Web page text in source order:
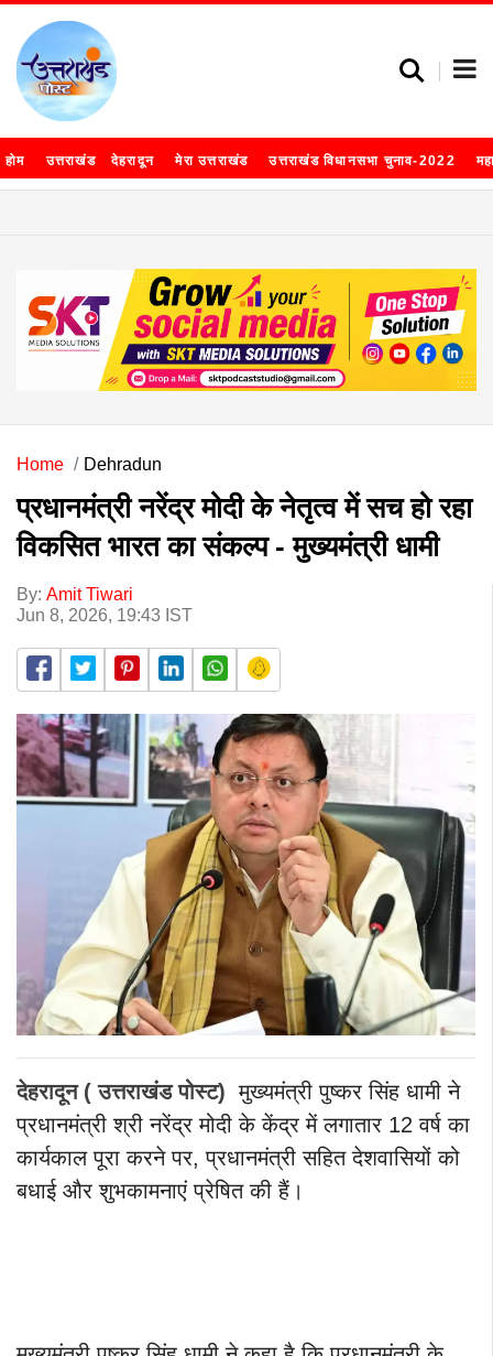
होम उत्तराखंड देहरादून मेरा उत्तराखंड उत्तराखंड विधानसभा चुनाव-2022
Home Dehradun
प्रधानमंत्री नरेंद्र मोदी के नेतृत्व में सच हो रहा
विकसित भारत का संकल्प - मुख्यमंत्री धामी
By: Amit Tiwari
Jun 8, 2026, 19:43 IST
देहरादून ( उत्तराखंड पोस्ट) मुख्यमंत्री पुष्कर सिंह धामी ने
प्रधानमंत्री श्री नरेंद्र मोदी के केंद्र में लगातार 12 वर्ष का
कार्यकाल पूरा करने पर, प्रधानमंत्री सहित देशवासियों को
बधाई और शुभकामनाएं प्रेषित की हैं।